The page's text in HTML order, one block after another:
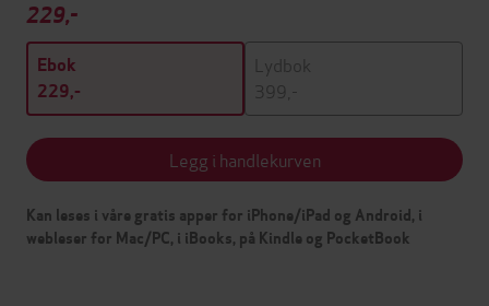
229,-
Ebok
229,-
Lydbok
399,-
Legg i handlekurven
Kan leses i våre gratis apper for iPhone/iPad og Android, i
webleser for Mac/PC, i iBooks, på Kindle og PocketBook